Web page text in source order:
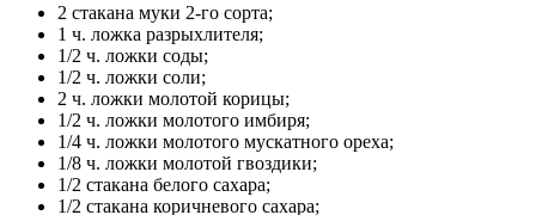
2 стакана муки 2-го сорта;
1 ч. ложка разрыхлителя;
1/2 ч. ложки соды;
1/2 ч. ложки соли;
2 ч. ложки молотой корицы;
1/2 ч. ложки молотого имбиря;
1/4 ч. ложки молотого мускатного ореха;
1/8 ч. ложки молотой гвоздики;
1/2 стакана белого сахара;
1/2 стакана коричневого сахара;